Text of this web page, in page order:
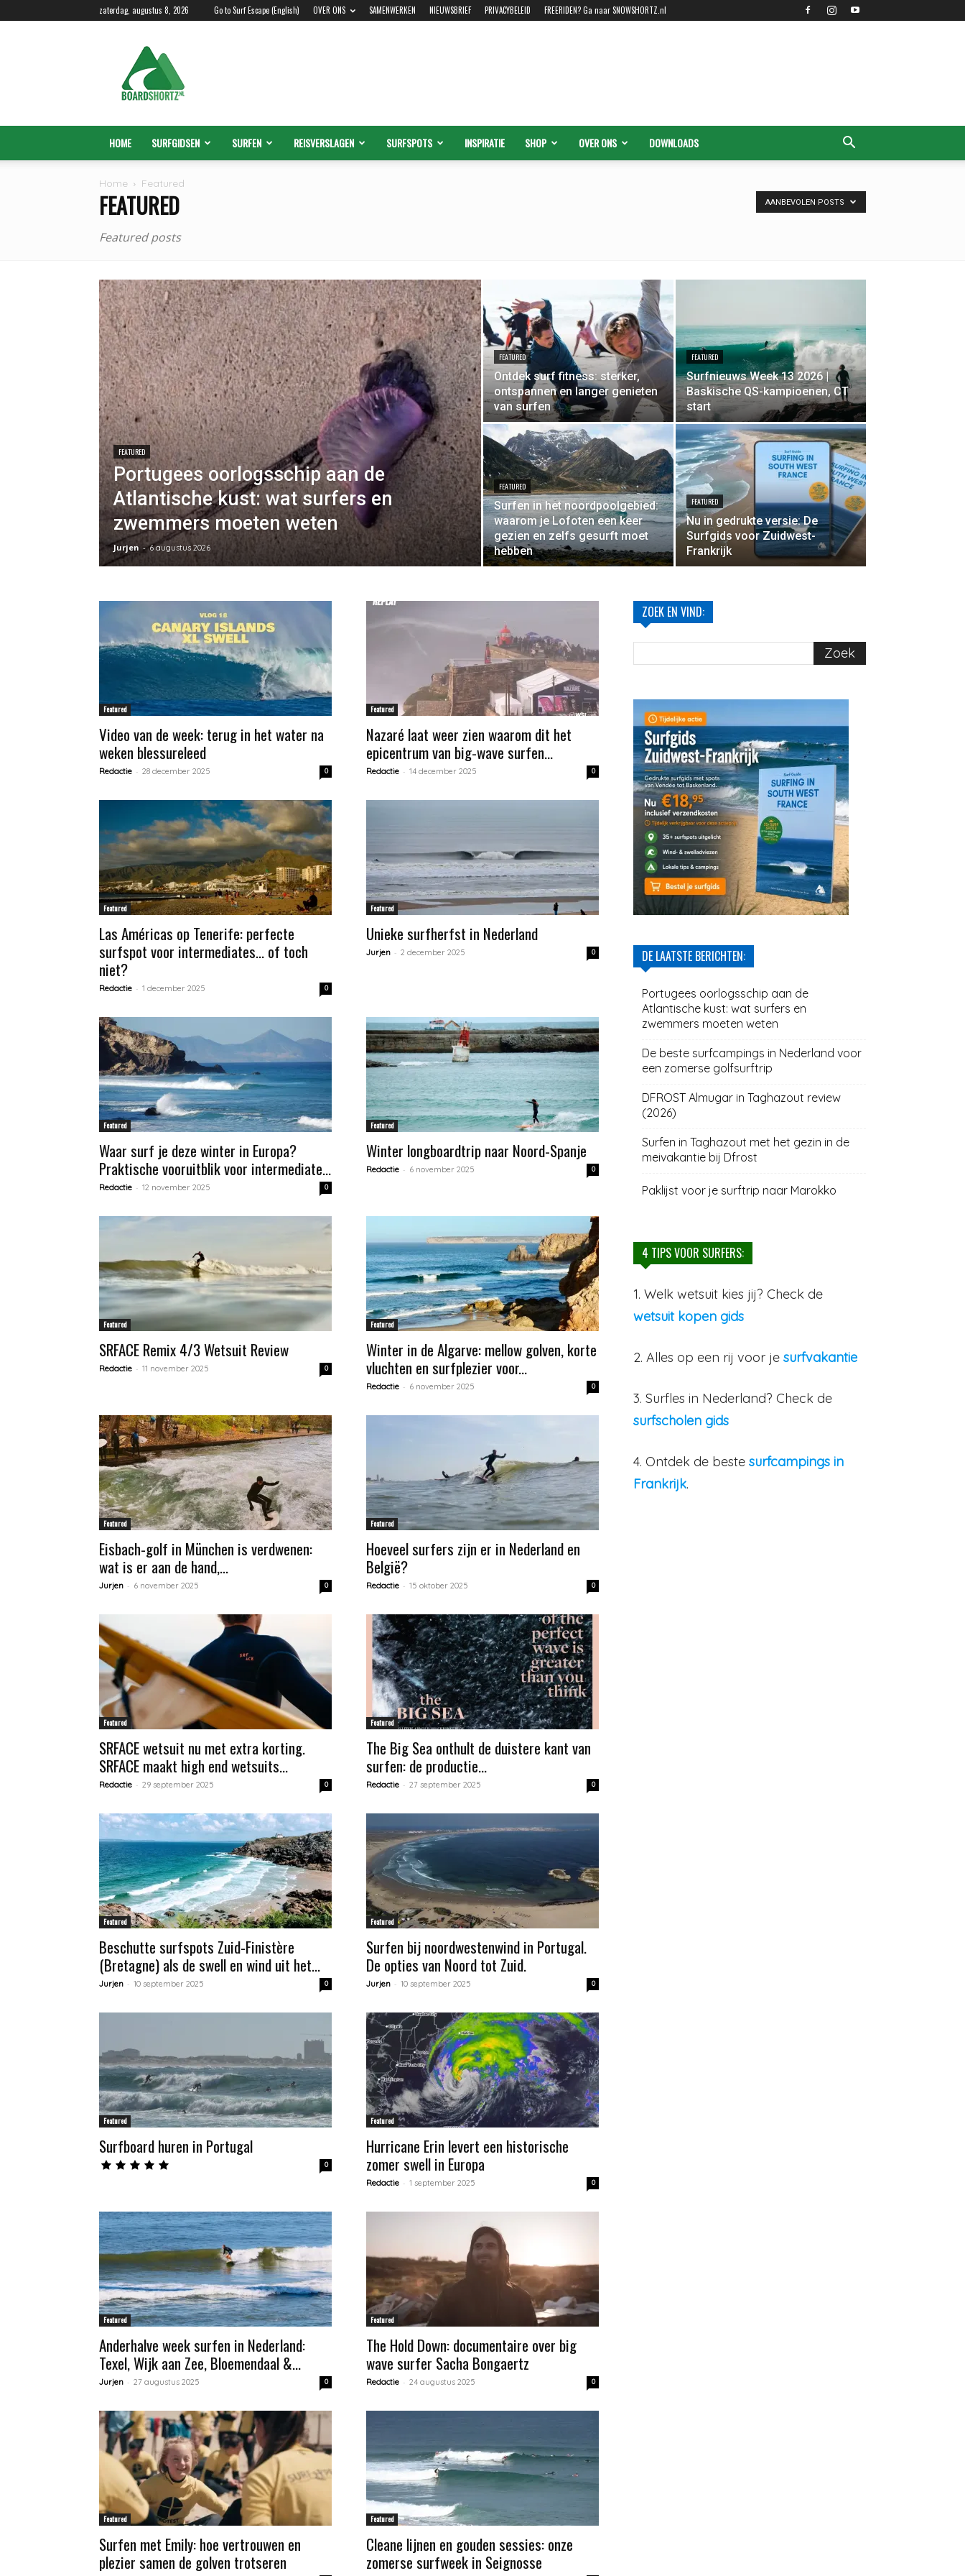
zaterdag, augustus 8, 2026 Go to Surf Escape (English) OVER ONS SAMENWERKEN NIEUWSBRIEF PRIVACYBELEID FREERIDEN? Ga naar SNOWSHORTZ.nl
HOME SURFGIDSEN SURFEN REISVERSLAGEN SURFSPOTS INSPIRATIE SHOP OVER ONS DOWNLOADS
Home Featured
FEATURED
Featured posts
AANBEVOLEN POSTS
FEATURED
Portugees oorlogsschip aan de
Atlantische kust: wat surfers en
zwemmers moeten weten
Jurjen - 6 augustus 2026
FEATURED
Ontdek surf fitness: sterker,
ontspannen en langer genieten
van surfen
FEATURED
Surfnieuws Week 13 2026 |
Baskische QS-kampioenen, CT
start
FEATURED
Surfen in het noordpoolgebied:
waarom je Lofoten een keer
gezien en zelfs gesurft moet
hebben
FEATURED
Nu in gedrukte versie: De
Surfgids voor Zuidwest-
Frankrijk
Featured
Video van de week: terug in het water na
weken blessureleed
Redactie - 28 december 2025 0
Featured
Nazaré laat weer zien waarom dit het
epicentrum van big-wave surfen...
Redactie - 14 december 2025 0
Featured
Las Américas op Tenerife: perfecte
surfspot voor intermediates… of toch
niet?
Redactie - 1 december 2025 0
Featured
Unieke surfherfst in Nederland
Jurjen - 2 december 2025 0
Featured
Waar surf je deze winter in Europa?
Praktische vooruitblik voor intermediate...
Redactie - 12 november 2025 0
Featured
Winter longboardtrip naar Noord-Spanje
Redactie - 6 november 2025 0
Featured
SRFACE Remix 4/3 Wetsuit Review
Redactie - 11 november 2025 0
Featured
Winter in de Algarve: mellow golven, korte
vluchten en surfplezier voor...
Redactie - 6 november 2025 0
Featured
Eisbach-golf in München is verdwenen:
wat is er aan de hand,...
Jurjen - 6 november 2025 0
Featured
Hoeveel surfers zijn er in Nederland en
België?
Redactie - 15 oktober 2025 0
Featured
SRFACE wetsuit nu met extra korting.
SRFACE maakt high end wetsuits...
Redactie - 29 september 2025 0
Featured
The Big Sea onthult de duistere kant van
surfen: de productie...
Redactie - 27 september 2025 0
Featured
Beschutte surfspots Zuid-Finistère
(Bretagne) als de swell en wind uit het...
Jurjen - 10 september 2025 0
Featured
Surfen bij noordwestenwind in Portugal.
De opties van Noord tot Zuid.
Jurjen - 10 september 2025 0
Featured
Surfboard huren in Portugal
0
Featured
Hurricane Erin levert een historische
zomer swell in Europa
Redactie - 1 september 2025 0
Featured
Anderhalve week surfen in Nederland:
Texel, Wijk aan Zee, Bloemendaal &...
Jurjen - 27 augustus 2025 0
Featured
The Hold Down: documentaire over big
wave surfer Sacha Bongaertz
Redactie - 24 augustus 2025 0
Featured
Surfen met Emily: hoe vertrouwen en
plezier samen de golven trotseren
Featured
Cleane lijnen en gouden sessies: onze
zomerse surfweek in Seignosse
ZOEK EN VIND:
DE LAATSTE BERICHTEN:
Portugees oorlogsschip aan de
Atlantische kust: wat surfers en
zwemmers moeten weten
De beste surfcampings in Nederland voor
een zomerse golfsurftrip
DFROST Almugar in Taghazout review
(2026)
Surfen in Taghazout met het gezin in de
meivakantie bij Dfrost
Paklijst voor je surftrip naar Marokko
4 TIPS VOOR SURFERS:
1. Welk wetsuit kies jij? Check de
wetsuit kopen gids
2. Alles op een rij voor je surfvakantie
3. Surfles in Nederland? Check de
surfscholen gids
4. Ontdek de beste surfcampings in
Frankrijk.